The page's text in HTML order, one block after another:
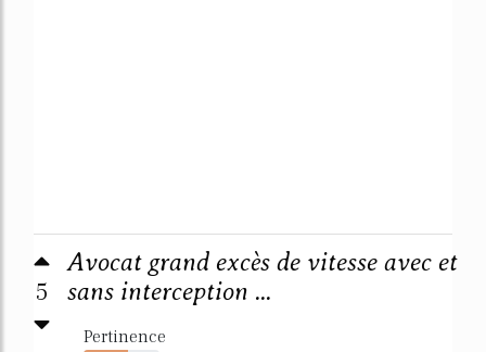
5
Avocat grand excès de vitesse avec et
sans interception ...
Pertinence